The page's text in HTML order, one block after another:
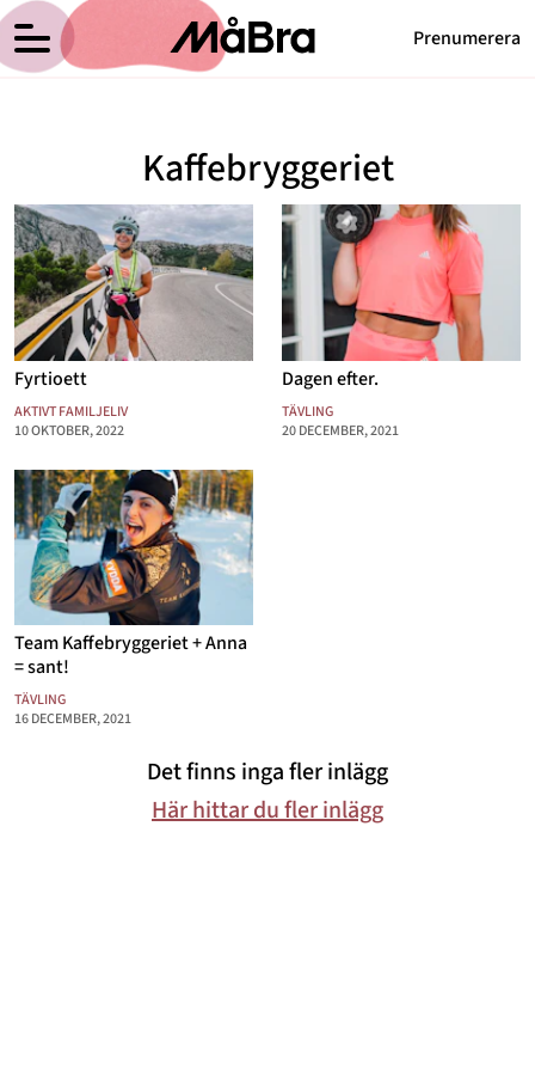
Prenumerera
Medicin
Psykologi
Vikt
Relationer
Nyttig mat
Senaste nytt
MåBra TV
Reportage
Mode & skönhet
Resor
Feelgood
Motherhood
Anna Haags blogg Meny
Hem
Om Anna
Kategorier
Arkiv
Kontakt
Kaffebryggeriet
Fyrtioett
AKTIVT FAMILJELIV
10 OKTOBER, 2022
Dagen efter.
TÄVLING
20 DECEMBER, 2021
Team Kaffebryggeriet + Anna
= sant!
TÄVLING
16 DECEMBER, 2021
Det finns inga fler inlägg
Här hittar du fler inlägg